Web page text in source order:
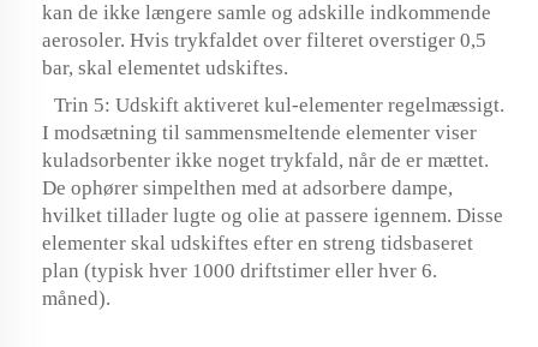
kan de ikke længere samle og adskille indkommende
aerosoler. Hvis trykfaldet over filteret overstiger 0,5
bar, skal elementet udskiftes.
Trin 5: Udskift aktiveret kul-elementer regelmæssigt.
I modsætning til sammensmeltende elementer viser
kuladsorbenter ikke noget trykfald, når de er mættet.
De ophører simpelthen med at adsorbere dampe,
hvilket tillader lugte og olie at passere igennem. Disse
elementer skal udskiftes efter en streng tidsbaseret
plan (typisk hver 1000 driftstimer eller hver 6.
måned).